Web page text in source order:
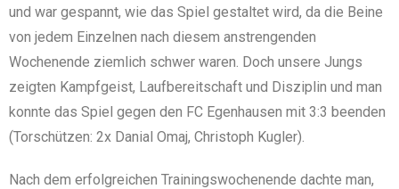
und war gespannt, wie das Spiel gestaltet wird, da die Beine
von jedem Einzelnen nach diesem anstrengenden
Wochenende ziemlich schwer waren. Doch unsere Jungs
zeigten Kampfgeist, Laufbereitschaft und Disziplin und man
konnte das Spiel gegen den FC Egenhausen mit 3:3 beenden
(Torschützen: 2x Danial Omaj, Christoph Kugler).
Nach dem erfolgreichen Trainingswochenende dachte man,